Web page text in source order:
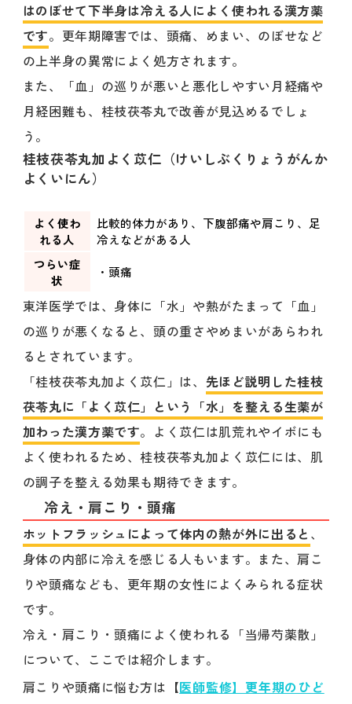
はのぼせて下半身は冷える人によく使われる漢方薬
です。更年期障害では、頭痛、めまい、のぼせなど
の上半身の異常によく処方されます。
また、「血」の巡りが悪いと悪化しやすい月経痛や
月経困難も、桂枝茯苓丸で改善が見込めるでしょ
う。
桂枝茯苓丸加よく苡仁（けいしぶくりょうがんか
よくいにん）
よく使わ
れる人
比較的体力があり、下腹部痛や肩こり、足
冷えなどがある人
つらい症
状
・頭痛
東洋医学では、身体に「水」や熱がたまって「血」
の巡りが悪くなると、頭の重さやめまいがあらわれ
るとされています。
「桂枝茯苓丸加よく苡仁」は、 先ほど説明した桂枝
茯苓丸に「よく苡仁」という「水」を整える生薬が
加わった漢方薬です。よく苡仁は肌荒れやイボにも
よく使われるため、桂枝茯苓丸加よく苡仁には、肌
の調子を整える効果も期待できます。
冷え・肩こり・頭痛
ホットフラッシュによって体内の熱が外に出ると 、
身体の内部に冷えを感じる人もいます。また、肩こ
りや頭痛なども、更年期の女性によくみられる症状
です。
冷え・肩こり・頭痛によく使われる「当帰芍薬散」
について、ここでは紹介します。
肩こりや頭痛に悩む方は 【医師監修】更年期のひど